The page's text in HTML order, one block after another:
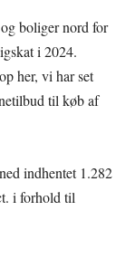
boliger nord for
i 2024.
her, vi har set
til køb af
indhentet 1.282
i forhold til